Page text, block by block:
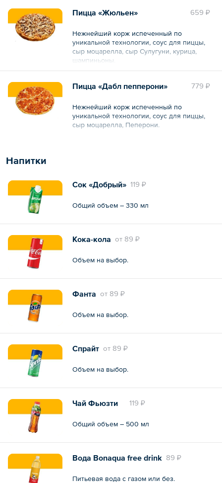
Общий вес – 490 г 659 ₽
Пицца «Жюльен»
Нежнейший корж испеченный по
уникальной технологии, соус для пиццы,
сыр моцарелла, сыр Сулугуни, курица,
шампиньоны.
779 ₽
Пицца «Дабл пепперони»
Нежнейший корж испеченный по
уникальной технологии, соус для пиццы,
сыр моцарелла, Пеперони.
Напитки
119 ₽
Сок «Добрый»
Общий объем – 330 мл
oт 89 ₽
Кока-кола
Объем на выбор.
oт 89 ₽
Фанта
Объем на выбор.
oт 89 ₽
Спрайт
Объем на выбор.
119 ₽
Чай Фьюзти
Общий объем – 500 мл
89 ₽
Вода Bonaqua free drink
Питьевая вода с газом или без.